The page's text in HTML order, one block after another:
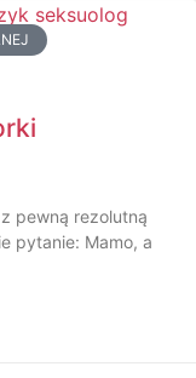
pewną rezolutną
pytanie: Mamo, a